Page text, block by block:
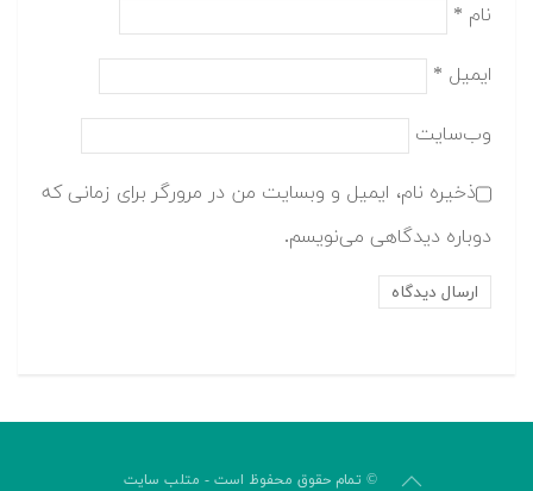
نام *
ایمیل *
وب‌سایت
ذخیره نام، ایمیل و وبسایت من در مرورگر برای زمانی که
دوباره دیدگاهی می‌نویسم.
© تمام حقوق محفوظ است - متلب سایت